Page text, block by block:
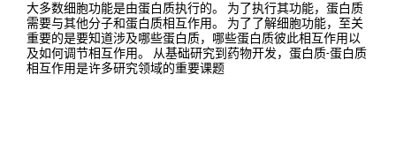
大多数细胞功能是由蛋白质执行的。 为了执行其功能，蛋白质
需要与其他分子和蛋白质相互作用。 为了了解细胞功能，至关
重要的是要知道涉及哪些蛋白质，哪些蛋白质彼此相互作用以
及如何调节相互作用。 从基础研究到药物开发，蛋白质-蛋白质
相互作用是许多研究领域的重要课题